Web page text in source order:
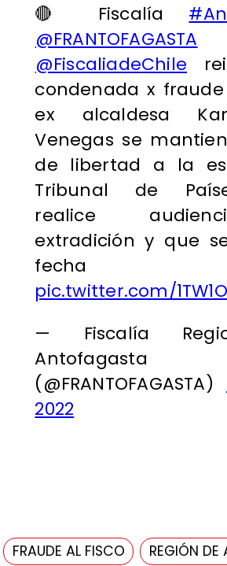
🔴 Fiscalía
@FRANTOFAGASTA
@FiscaliadeChile
condenada x
ex alcaldesa
Venegas se
de libertad a la
Tribunal de
realice
extradición y que
fecha
pic.twitter.com/
— Fiscalía
Antofagasta
(@FRANTOFAGASTA)
2022
FRAUDE AL FISCO REGIÓN